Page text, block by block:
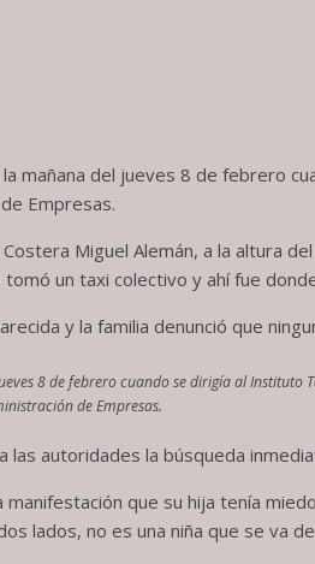
mañana del jueves 8 de febrero
Empresas.
Miguel Alemán, a la altura
un taxi colectivo y ahí fue
y la familia denunció que
8 de febrero cuando se dirigía al Instituto
de Empresas.
autoridades la búsqueda
que su hija tenía
lados, no es una niña que se